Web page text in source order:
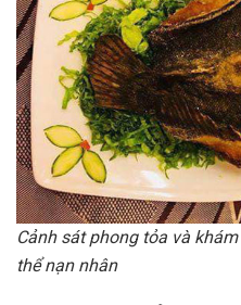
Cảnh sát phong tỏa và
thể nạn nhân